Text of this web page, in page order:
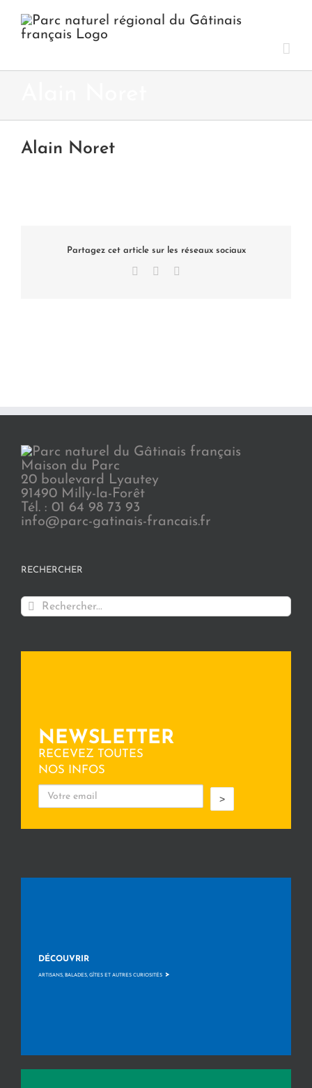
contenu
Alain Noret
Partagez cet article sur les réseaux sociaux
Facebook
Maison du Parc
20 boulevard Lyautey
91490 Milly-la-Forêt
Tél. : 01 64 98 73 93
info@parc-gatinais-francais.fr
RECHERCHER
Rechercher:
NEWSLETTER
RECEVEZ TOUTES
NOS INFOS
>
DÉCOUVRIR
ARTISANS, BALADES, GÎTES ET AUTRES CURIOSITÉS >